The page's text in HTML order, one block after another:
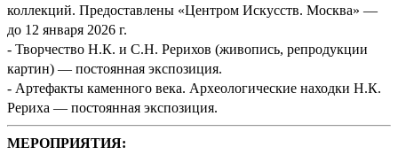
коллекций. Предоставлены «Центром Искусств. Москва» —
до 12 января 2026 г.
- Творчество Н.К. и С.Н. Рерихов (живопись, репродукции
картин) — постоянная экспозиция.
- Артефакты каменного века. Археологические находки Н.К.
Рериха — постоянная экспозиция.
МЕРОПРИЯТИЯ: